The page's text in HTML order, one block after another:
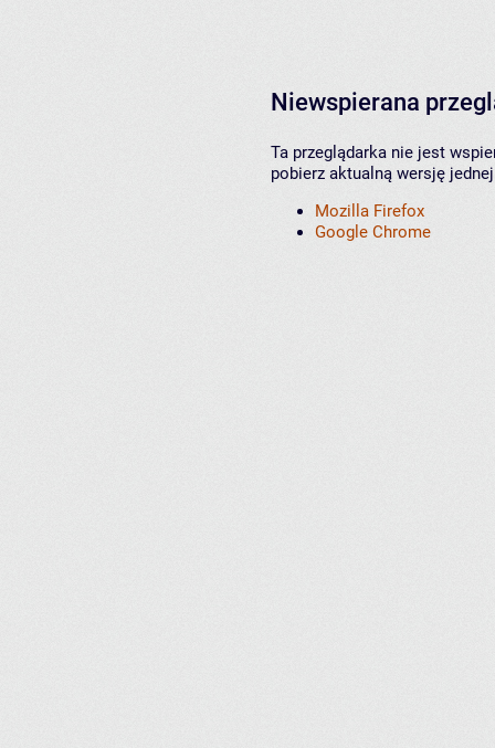
Niewspierana
Ta przeglądarka nie jest
pobierz aktualną wersję
Mozilla Firefox
Google Chrome